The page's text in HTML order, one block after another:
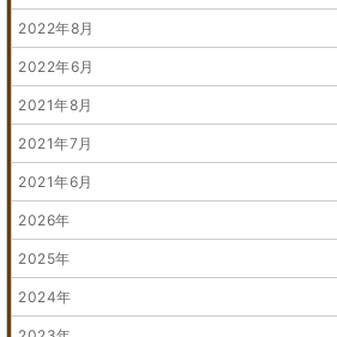
2022年8月
2022年6月
2021年8月
2021年7月
2021年6月
2026年
2025年
2024年